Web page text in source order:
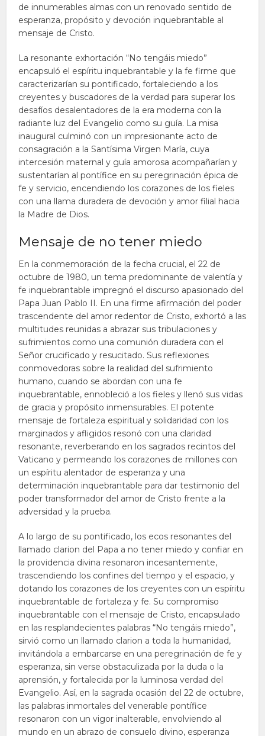
de innumerables almas con un renovado sentido de
esperanza, propósito y devoción inquebrantable al
mensaje de Cristo.
La resonante exhortación “No tengáis miedo”
encapsuló el espíritu inquebrantable y la fe firme que
caracterizarían su pontificado, fortaleciendo a los
creyentes y buscadores de la verdad para superar los
desafíos desalentadores de la era moderna con la
radiante luz del Evangelio como su guía. La misa
inaugural culminó con un impresionante acto de
consagración a la Santísima Virgen María, cuya
intercesión maternal y guía amorosa acompañarían y
sustentarían al pontífice en su peregrinación épica de
fe y servicio, encendiendo los corazones de los fieles
con una llama duradera de devoción y amor filial hacia
la Madre de Dios.
Mensaje de no tener miedo
En la conmemoración de la fecha crucial, el 22 de
octubre de 1980, un tema predominante de valentía y
fe inquebrantable impregnó el discurso apasionado del
Papa Juan Pablo II. En una firme afirmación del poder
trascendente del amor redentor de Cristo, exhortó a las
multitudes reunidas a abrazar sus tribulaciones y
sufrimientos como una comunión duradera con el
Señor crucificado y resucitado. Sus reflexiones
conmovedoras sobre la realidad del sufrimiento
humano, cuando se abordan con una fe
inquebrantable, ennobleció a los fieles y llenó sus vidas
de gracia y propósito inmensurables. El potente
mensaje de fortaleza espiritual y solidaridad con los
marginados y afligidos resonó con una claridad
resonante, reverberando en los sagrados recintos del
Vaticano y permeando los corazones de millones con
un espíritu alentador de esperanza y una
determinación inquebrantable para dar testimonio del
poder transformador del amor de Cristo frente a la
adversidad y la prueba.
A lo largo de su pontificado, los ecos resonantes del
llamado clarion del Papa a no tener miedo y confiar en
la providencia divina resonaron incesantemente,
trascendiendo los confines del tiempo y el espacio, y
dotando los corazones de los creyentes con un espíritu
inquebrantable de fortaleza y fe. Su compromiso
inquebrantable con el mensaje de Cristo, encapsulado
en las resplandecientes palabras “No tengáis miedo”,
sirvió como un llamado clarion a toda la humanidad,
invitándola a embarcarse en una peregrinación de fe y
esperanza, sin verse obstaculizada por la duda o la
aprensión, y fortalecida por la luminosa verdad del
Evangelio. Así, en la sagrada ocasión del 22 de octubre,
las palabras inmortales del venerable pontífice
resonaron con un vigor inalterable, envolviendo al
mundo en un abrazo de consuelo divino, esperanza